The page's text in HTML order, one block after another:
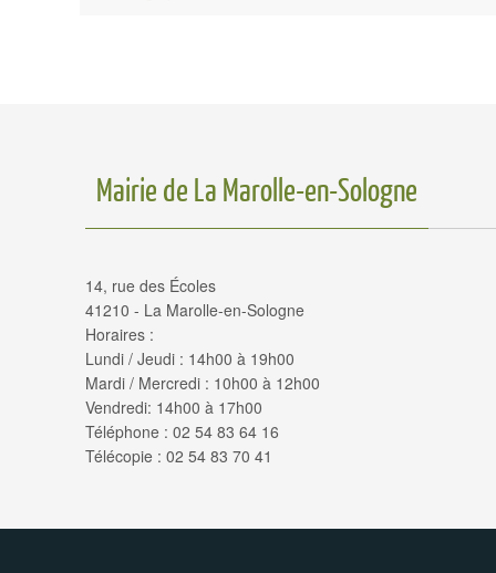
Mairie de La Marolle-en-Sologne
14, rue des Écoles
41210 - La Marolle-en-Sologne
Horaires :
Lundi / Jeudi : 14h00 à 19h00
Mardi / Mercredi : 10h00 à 12h00
Vendredi: 14h00 à 17h00
Téléphone : 02 54 83 64 16
Télécopie : 02 54 83 70 41